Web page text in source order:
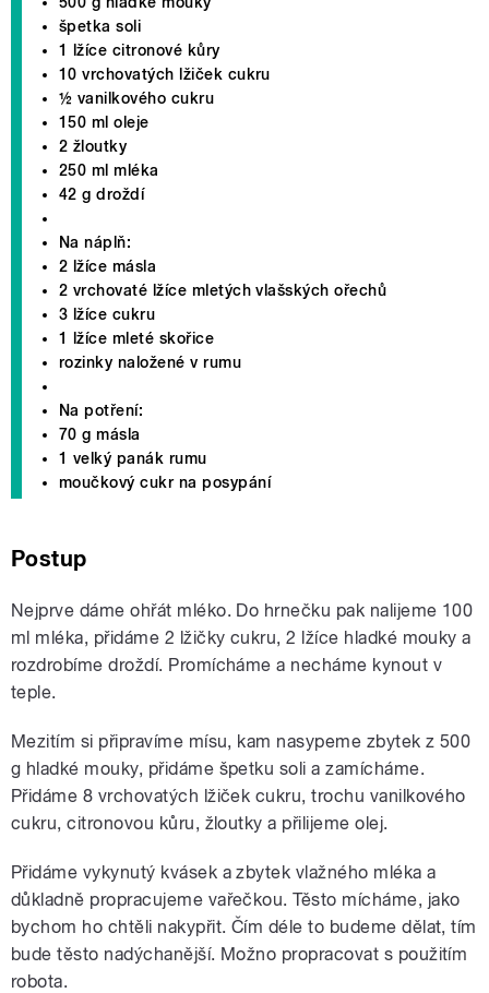
špetka soli
1 lžíce citronové kůry
10 vrchovatých lžiček cukru
½ vanilkového cukru
150 ml oleje
2 žloutky
250 ml mléka
42 g droždí
Na náplň:
2 lžíce másla
2 vrchovaté lžíce mletých vlašských ořechů
3 lžíce cukru
1 lžíce mleté skořice
rozinky naložené v rumu
Na potření:
70 g másla
1 velký panák rumu
moučkový cukr na posypání
Postup
Nejprve dáme ohřát mléko. Do hrnečku pak nalijeme 100
ml mléka, přidáme 2 lžičky cukru, 2 lžíce hladké mouky a
rozdrobíme droždí. Promícháme a necháme kynout v
teple.
Mezitím si připravíme mísu, kam nasypeme zbytek z 500
g hladké mouky, přidáme špetku soli a zamícháme.
Přidáme 8 vrchovatých lžiček cukru, trochu vanilkového
cukru, citronovou kůru, žloutky a přilijeme olej.
Přidáme vykynutý kvásek a zbytek vlažného mléka a
důkladně propracujeme vařečkou. Těsto mícháme, jako
bychom ho chtěli nakypřit. Čím déle to budeme dělat, tím
bude těsto nadýchanější. Možno propracovat s použitím
robota.